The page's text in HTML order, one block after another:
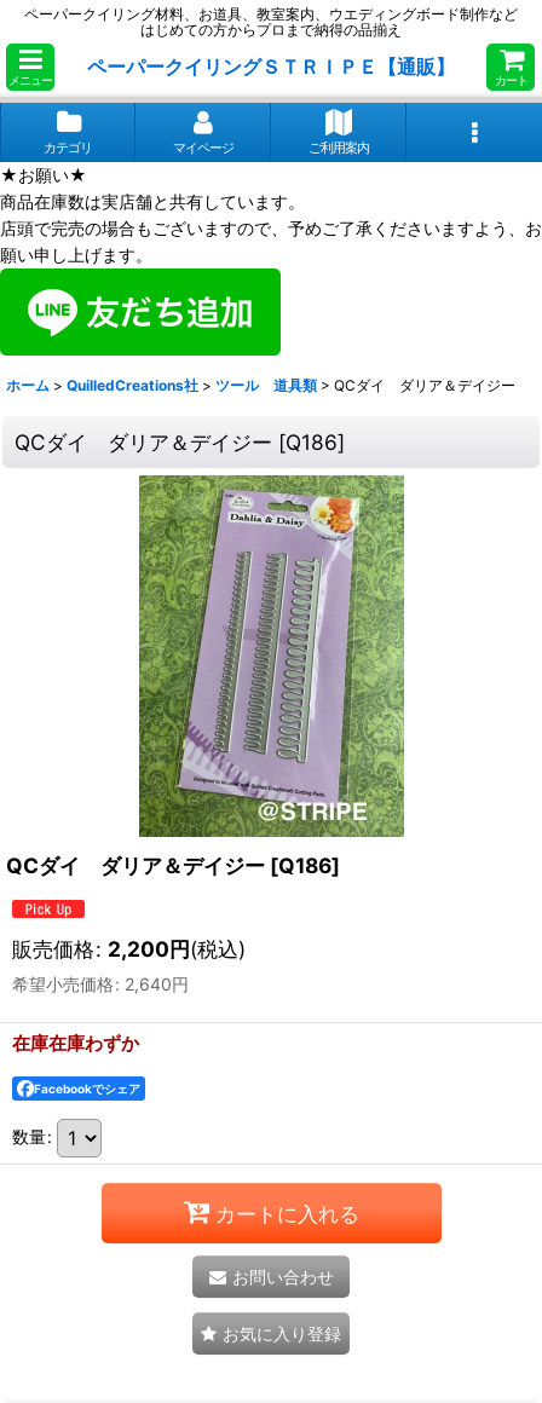
ペーパークイリング材料、お道具、教室案内、ウエディングボード制作など
はじめての方からプロまで納得の品揃え
メニュー
ペーパークイリングＳＴＲＩＰＥ【通販】
カート
カテゴリ マイページ ご利用案内
★お願い★
商品在庫数は実店舗と共有しています。
店頭で完売の場合もございますので、予めご了承くださいますよう、お
願い申し上げます。
ホーム > QuilledCreations社 > ツール 道具類 > QCダイ ダリア＆デイジー
QCダイ ダリア＆デイジー [Q186]
QCダイ ダリア＆デイジー [Q186]
販売価格: 2,200円(税込)
希望小売価格: 2,640円
在庫在庫わずか
Facebookでシェア
数量:
カートに入れる
お問い合わせ
お気に入り登録